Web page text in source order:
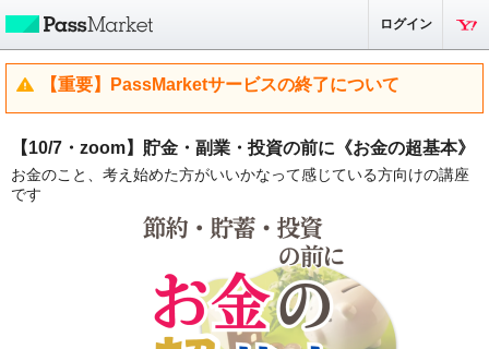
ログイン
【重要】PassMarketサービスの終了について
【10/7・zoom】貯金・副業・投資の前に《お金の超基本》
お金のこと、考え始めた方がいいかなって感じている方向けの講座
です